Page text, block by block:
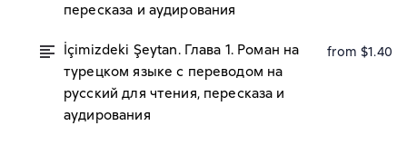
пересказа и аудирования
İçimizdeki Şeytan. Глава 1. Роман на
турецком языке с переводом на
русский для чтения, пересказа и
аудирования
from $1.40